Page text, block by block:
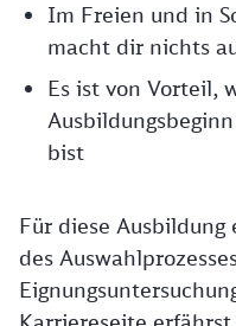
Im Freien und in
macht dir nichts
Es ist von Vorteil,
bist
Für diese
des